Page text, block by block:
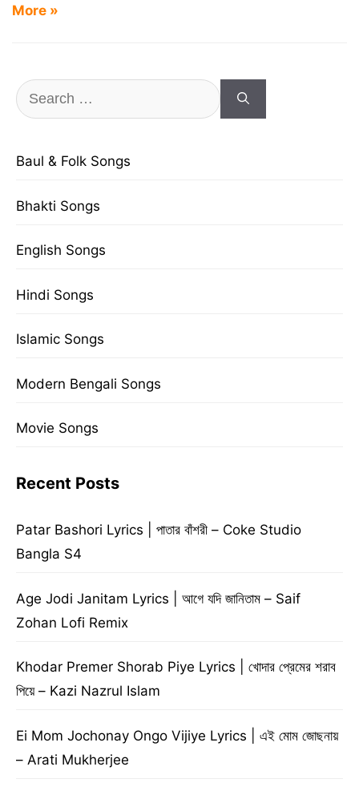
More »
Search
for:
Baul & Folk Songs
Bhakti Songs
English Songs
Hindi Songs
Islamic Songs
Modern Bengali Songs
Movie Songs
Recent Posts
Patar Bashori Lyrics | পাতার বাঁশরী – Coke Studio
Bangla S4
Age Jodi Janitam Lyrics | আগে যদি জানিতাম – Saif
Zohan Lofi Remix
Khodar Premer Shorab Piye Lyrics | খোদার প্রেমের শরাব
পিয়ে – Kazi Nazrul Islam
Ei Mom Jochonay Ongo Vijiye Lyrics | এই মোম জোছনায়
– Arati Mukherjee